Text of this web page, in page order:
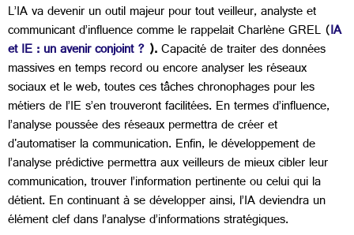
L’IA va devenir un outil majeur pour tout veilleur, analyste et
communicant d’influence comme le rappelait Charlène GREL (IA
et IE : un avenir conjoint ? ).Capacité de traiter des données
massives en temps record ou encore analyser les réseaux
sociaux et le web, toutes ces tâches chronophages pour les
métiers de l’IE s’en trouveront facilitées. En termes d’influence,
l’analyse poussée des réseaux permettra de créer et
d'automatiser la communication. Enfin, le développement de
l’analyse prédictive permettra aux veilleurs de mieux cibler leur
communication, trouver l’information pertinente ou celui qui la
détient. En continuant à se développer ainsi, l’IA deviendra un
élément clef dans l’analyse d’informations stratégiques.